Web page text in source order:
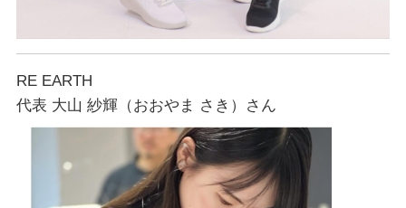
RE EARTH
代表 大山 紗輝（おおやま さき）さん